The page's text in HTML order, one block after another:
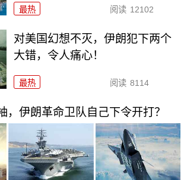
最热 阅读 12102
对美国幻想不灭，伊朗犯下两个
大错，令人痛心！
最热 阅读 8114
，伊朗革命卫队自己下令开打？